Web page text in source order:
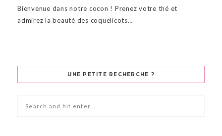
Bienvenue dans notre cocon ! Prenez votre thé et
admirez la beauté des coquelicots…
UNE PETITE RECHERCHE ?